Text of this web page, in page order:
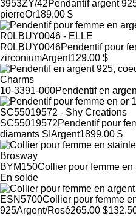
3953ZY/42Pendantif argent
pierreOr189.00 $
R0LBUY0046Pendentif pour
zirconiumArgent129.00 $
10-3391-000Pendentif en
SC55019572Pendentif pour
diamants SI Argent1899.00 $
BYM150Collier pour femme
En solde
ESN5700Collier pour femme
925Argent/Rosé265.00 $